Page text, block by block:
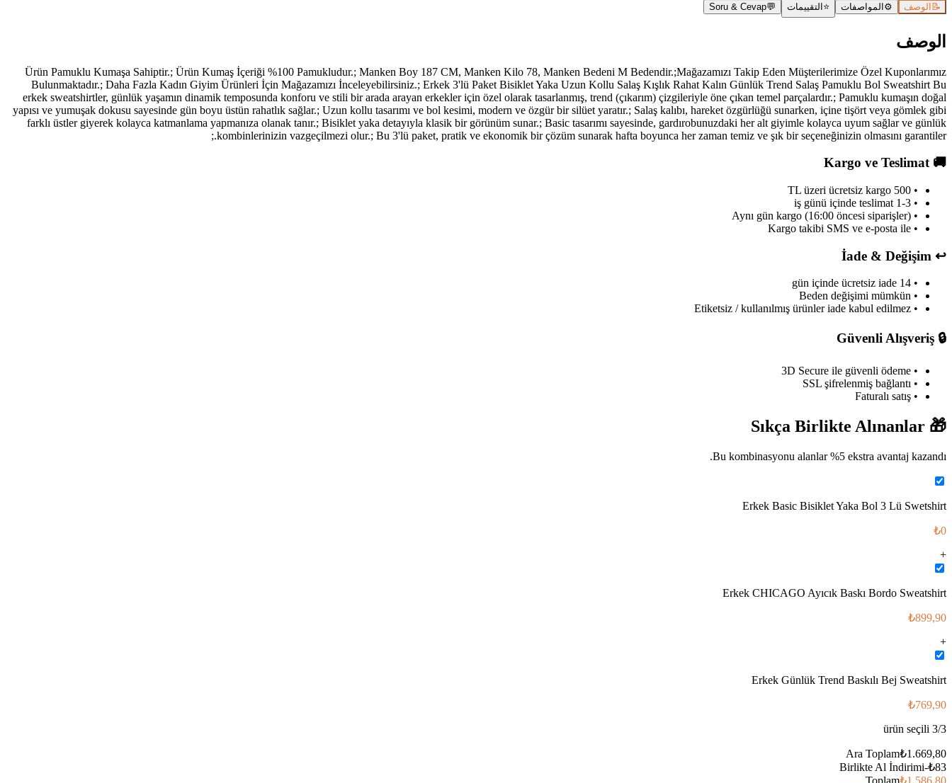
📝 الوصف ⚙️ المواصفات ⭐ التقييمات 💬
Soru & Cevap
الوصف
Ürün Pamuklu Kumaşa Sahiptir.; Ürün Kumaş İçeriği %100 Pamukludur.; Manken Boy 187 CM, Manken Kilo 78, Manken Bedeni M Bedendir.;Mağazamızı Takip Eden Müşterilerimize Özel Kuponlarımız
Bulunmaktadır.; Daha Fazla Kadın Giyim Ürünleri İçin Mağazamızı İnceleyebilirsiniz.; Erkek 3'lü Paket Bisiklet Yaka Uzun Kollu Salaş Kışlık Rahat Kalın Günlük Trend Salaş Pamuklu Bol Sweatshirt Bu
erkek sweatshirtler, günlük yaşamın dinamik temposunda konforu ve stili bir arada arayan erkekler için özel olarak tasarlanmış, trend (çıkarım) çizgileriyle öne çıkan temel parçalardır.; Pamuklu kumaşın doğal
yapısı ve yumuşak dokusu sayesinde gün boyu üstün rahatlık sağlar.; Uzun kollu tasarımı ve bol kesimi, modern ve özgür bir silüet yaratır.; Salaş kalıbı, hareket özgürlüğü sunarken, içine tişört veya gömlek gibi
farklı üstler giyerek kolayca katmanlama yapmanıza olanak tanır.; Bisiklet yaka detayıyla klasik bir görünüm sunar.; Basic tasarımı sayesinde, gardırobunuzdaki her alt giyimle kolayca uyum sağlar ve günlük
kombinlerinizin vazgeçilmezi olur.; Bu 3'lü paket, pratik ve ekonomik bir çözüm sunarak hafta boyunca her zaman temiz ve şık bir seçeneğinizin olmasını garantiler.;
🚚
Kargo ve Teslimat
• 500 TL üzeri ücretsiz kargo
• 1-3 iş günü içinde teslimat
• Aynı gün kargo (16:00 öncesi siparişler)
• Kargo takibi SMS ve e-posta ile
↩️
• 14 gün içinde ücretsiz iade
• Beden değişimi mümkün
• Etiketsiz / kullanılmış ürünler iade kabul edilmez
🔒
• 3D Secure ile güvenli ödeme
• SSL şifrelenmiş bağlantı
• Faturalı satış
🎁
Bu kombinasyonu alanlar %5 ekstra avantaj kazandı.
Erkek Basic Bisiklet Yaka Bol 3 Lü Swetshirt
₺0
+
Erkek CHICAGO Ayıcık Baskı Bordo Sweatshirt
₺899,90
+
Erkek Günlük Trend Baskılı Bej Sweatshirt
₺769,90
3/3
Ara Toplam₺1.669,80
Birlikte Al İndirimi-₺83
Toplam₺1.586,80